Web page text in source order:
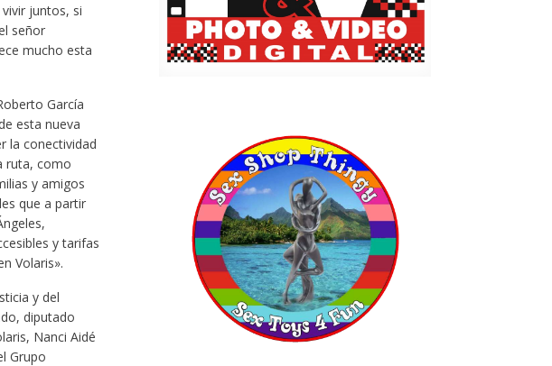
juntos, si
señor
mucho esta
García
esta nueva
la conectividad
ruta, como
y amigos
que a partir
y tarifas
Volaris».
y del
diputado
Nanci Aidé
Grupo